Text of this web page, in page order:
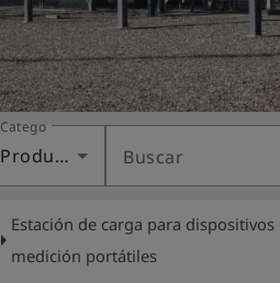
Categoría
Productos Buscar
arrow_right
Estación de carga para dispositivos
medición portátiles